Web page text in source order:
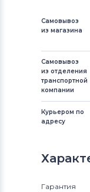
Самовывоз
из магазина
Самовывоз
из отделения
транспортной
компании
Курьером по
адресу
Гарантия